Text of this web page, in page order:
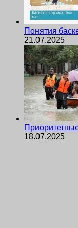
Понятия
21.07.2025
18.07.2025